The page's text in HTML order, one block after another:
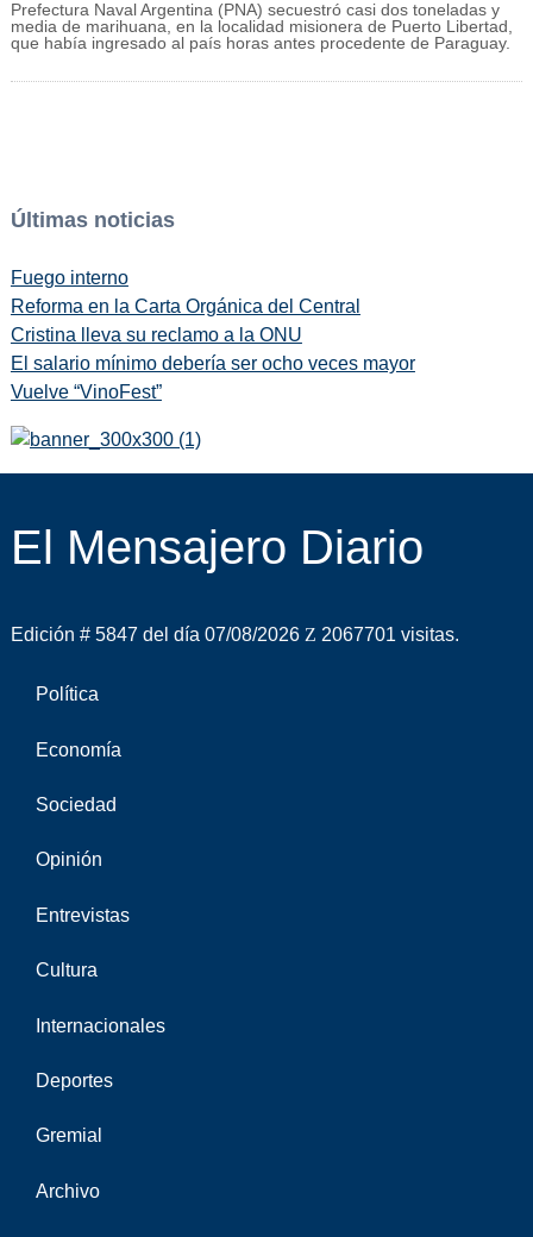
Prefectura Naval Argentina (PNA) secuestró casi dos toneladas y
media de marihuana, en la localidad misionera de Puerto Libertad,
que había ingresado al país horas antes procedente de Paraguay.
Últimas noticias
Fuego interno
Reforma en la Carta Orgánica del Central
Cristina lleva su reclamo a la ONU
El salario mínimo debería ser ocho veces mayor
Vuelve “VinoFest”
El Mensajero Diario
Edición # 5847 del día 07/08/2026 2067701 visitas.
Política
Economía
Sociedad
Opinión
Entrevistas
Cultura
Internacionales
Deportes
Gremial
Archivo